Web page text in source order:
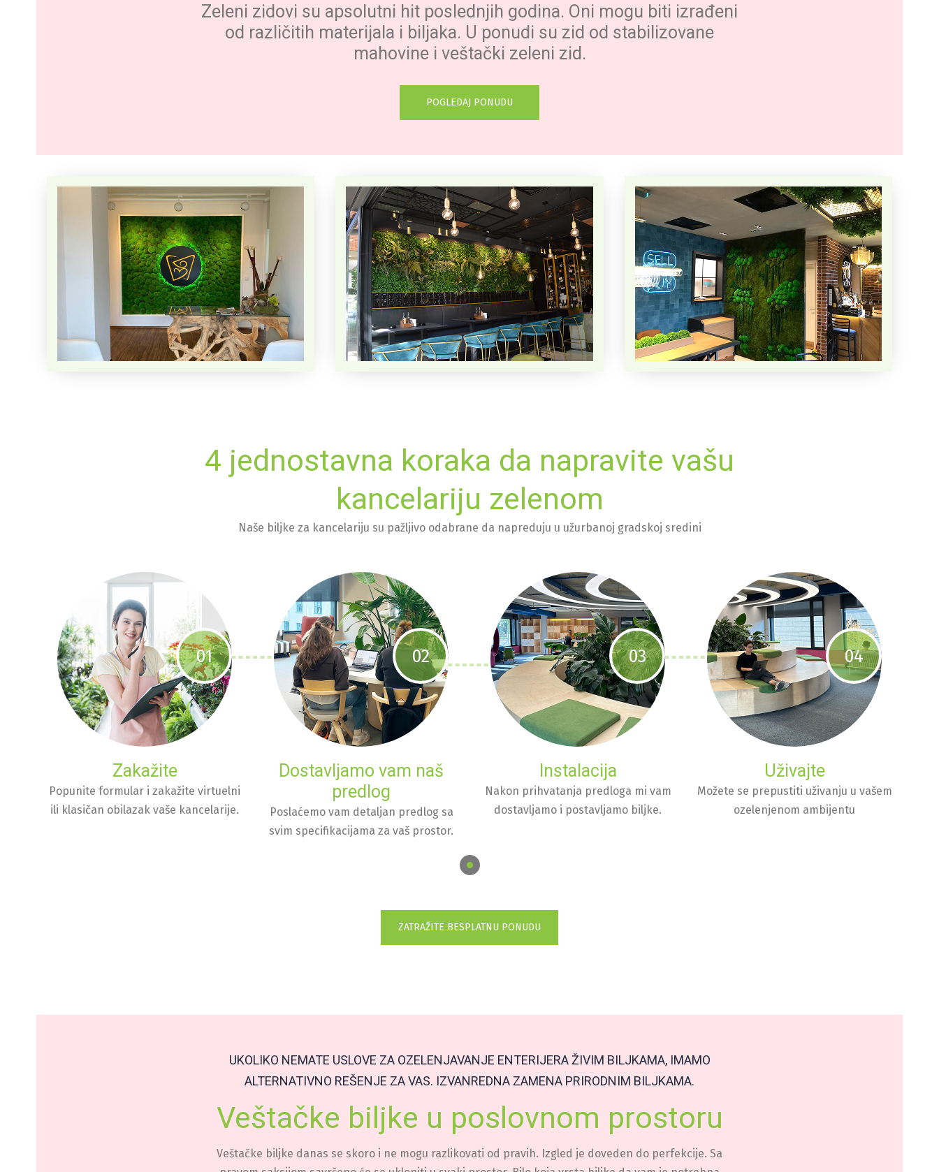
Zeleni zidovi su apsolutni hit poslednjih godina. Oni mogu biti izrađeni
od različitih materijala i biljaka. U ponudi su zid od stabilizovane
mahovine i veštački zeleni zid.
POGLEDAJ PONUDU
4 jednostavna koraka da napravite vašu
kancelariju zelenom
Naše biljke za kancelariju su pažljivo odabrane da napreduju u užurbanoj gradskoj sredini
01
Zakažite
Popunite formular i zakažite virtuelni
ili klasičan obilazak vaše kancelarije.
02
Dostavljamo vam naš
predlog
Poslaćemo vam detaljan predlog sa
svim specifikacijama za vaš prostor.
03
Instalacija
Nakon prihvatanja predloga mi vam
dostavljamo i postavljamo biljke.
04
Uživajte
Možete se prepustiti uživanju u vašem
ozelenjenom ambijentu
ZATRAŽITE BESPLATNU PONUDU
UKOLIKO NEMATE USLOVE ZA OZELENJAVANJE ENTERIJERA ŽIVIM BILJKAMA, IMAMO
ALTERNATIVNO REŠENJE ZA VAS. IZVANREDNA ZAMENA PRIRODNIM BILJKAMA.
Veštačke biljke u poslovnom prostoru
Veštačke biljke danas se skoro i ne mogu razlikovati od pravih. Izgled je doveden do perfekcije. Sa